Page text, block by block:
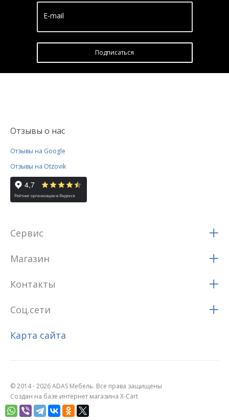
E-mail
Подписатьcя
Отзывы о нас
Отзывы на Google
Отзывы на Otzovik
Сервис
Магазин
Контакты
Соц.сети
Карта сайта
© 2014 - 2026 ADAS Мебель. Все права защищены
Создан на базе интернет магазина X-Cart